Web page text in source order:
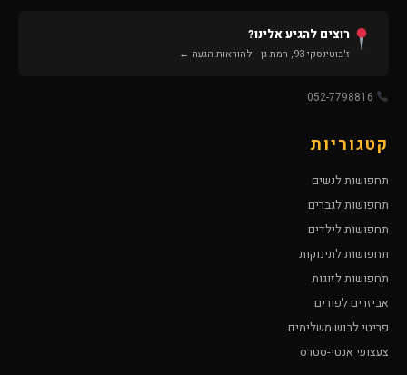
רוצים להגיע אלינו?
ז'בוטינסקי 93, רמת גן · להוראות הגעה ←
קטגוריות
תחפושות לנשים
תחפושות לגברים
תחפושות לילדים
תחפושות לתינוקות
תחפושות לזוגות
אביזרים לפורים
פריטי לבוש משלימים
צעצועי אנטי-סטרס